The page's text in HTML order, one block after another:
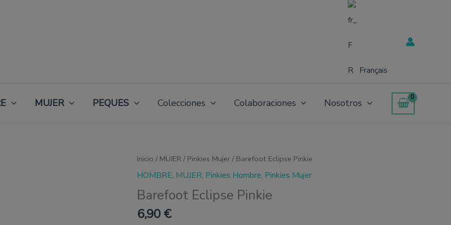
Français
MUJER PEQUES Colecciones Colaboraciones Nosotros
Inicio / MUJER / Pinkies Mujer / Barefoot Eclipse Pinkie
HOMBRE, MUJER, Pinkies Hombre, Pinkies Mujer
Barefoot Eclipse Pinkie
6,90 €
Barefoot
Pinkie